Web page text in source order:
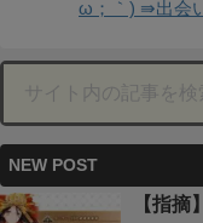
ω；｀) ⇛出会
NEW POST
【指